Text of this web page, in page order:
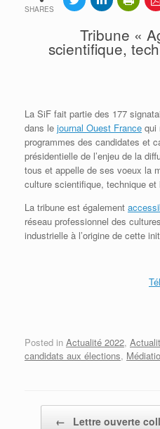
SHARES
Tribune «
scientifique,
La SiF fait partie des 177
dans le journal Ouest France qui
programmes des candidates et
présidentielle de l’enjeu de la
tous et appelle de ses voeux la
culture scientifique, technique
La tribune est également
réseau professionnel des
industrielle à l’origine de cette
Posted in Actualité 2022,
candidats aux élections,
← Lettre ouverte